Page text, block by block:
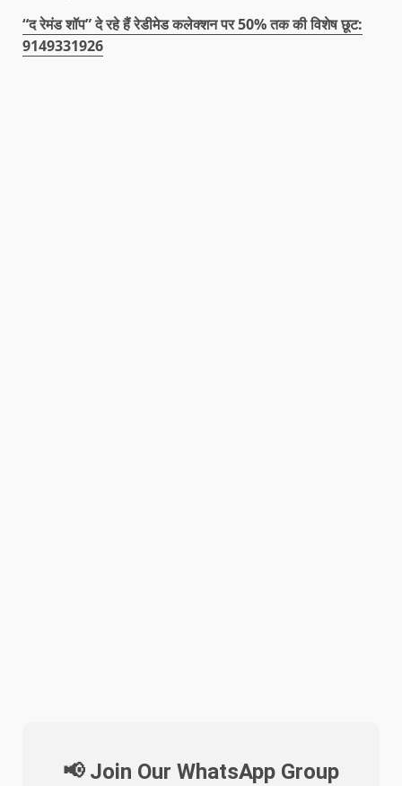
“द रेमंड शॉप” दे रहे हैं रेडीमेड कलेक्शन पर 50% तक की विशेष छूट:
9149331926
📢 Join Our WhatsApp Group